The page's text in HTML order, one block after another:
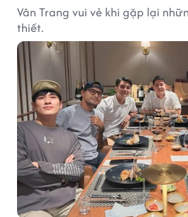
Vân Trang vui vẻ khi gặp lại
thiết.